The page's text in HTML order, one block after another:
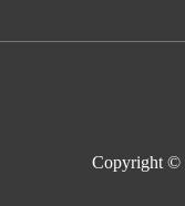
Copyright ©